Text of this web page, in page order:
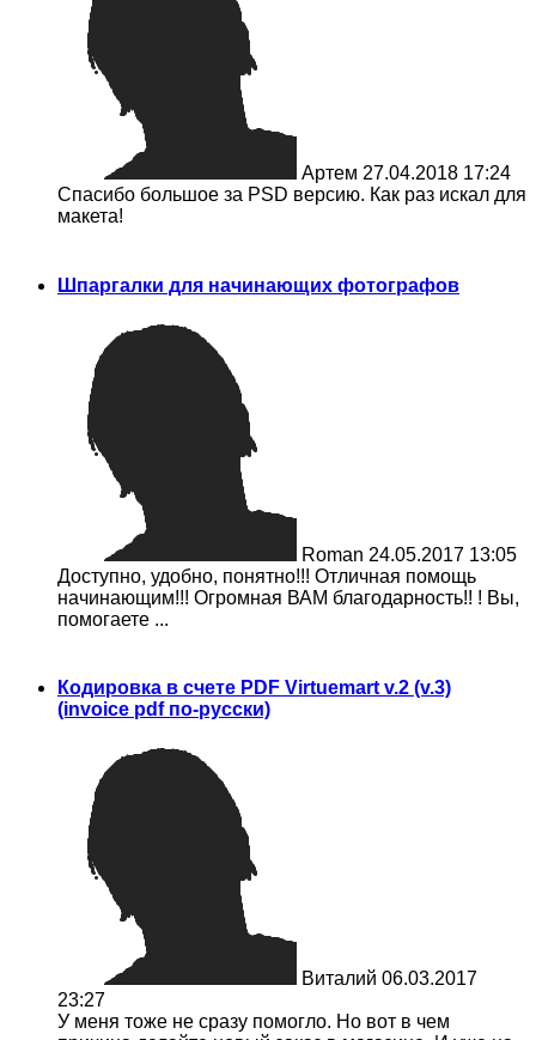
Артем 27.04.2018 17:24
Спасибо большое за PSD версию. Как раз искал для
макета!
Шпаргалки для начинающих фотографов
Roman 24.05.2017 13:05
Доступно, удобно, понятно!!! Отличная помощь
начинающим!!! Огромная ВАМ благодарность!! ! Вы,
помогаете ...
Кодировка в счете PDF Virtuemart v.2 (v.3)
(invoice pdf по-русски)
Виталий 06.03.2017
23:27
У меня тоже не сразу помогло. Но вот в чем